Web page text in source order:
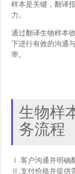
样本是关键，翻译
力。
通过翻译生物样本
下进行有效的沟通
率。
生物样
务流程
Ⅰ.客户沟通并明确
Ⅱ.支付价格并提供